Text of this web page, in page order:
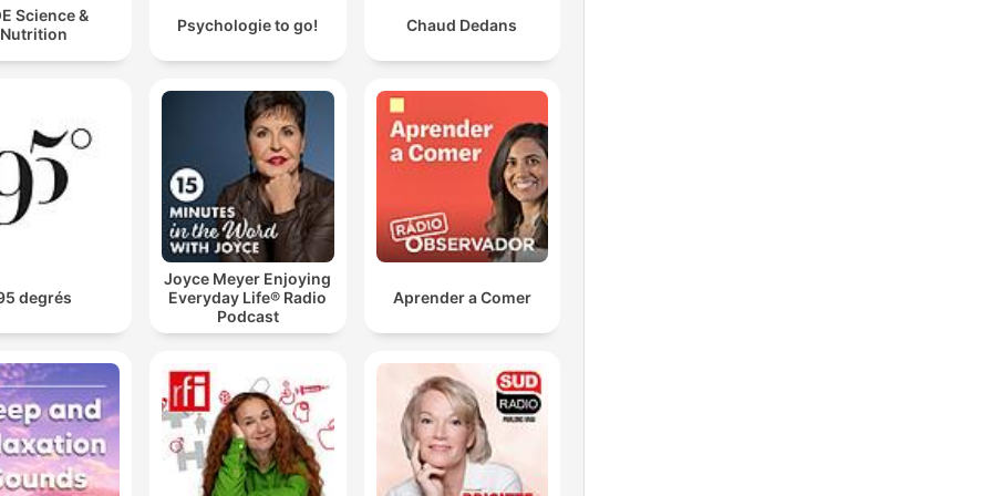
Science &
Nutrition
Psychologie to go! Chaud Dedans
degrés
Joyce Meyer Enjoying
Everyday Life® Radio
Podcast
Aprender a Comer